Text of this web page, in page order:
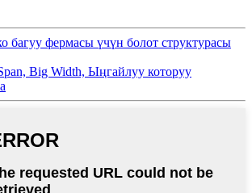
багуу фермасы үчүн болот структурасы
Big Width, Ыңгайлуу которуу